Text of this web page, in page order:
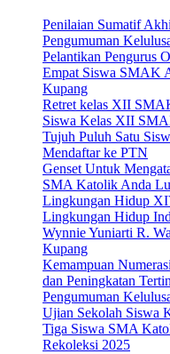
Penilaian Sumatif
Pengumuman
Pelantikan Pengurus
Empat Siswa SMAK
Kupang
Retret kelas XII
Siswa Kelas XII
Tujuh Puluh Satu
Mendaftar ke PTN
Genset Untuk
SMA Katolik Anda
Lingkungan Hidup
Lingkungan Hidup
Wynnie Yuniarti R.
Kupang
Kemampuan
dan Peningkatan
Pengumuman
Ujian Sekolah Siswa
Tiga Siswa SMA
Rekoleksi 2025